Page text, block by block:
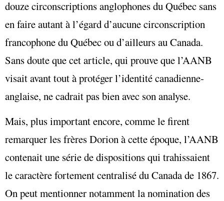
douze circonscriptions anglophones du Québec sans
en faire autant à l’égard d’aucune circonscription
francophone du Québec ou d’ailleurs au Canada.
Sans doute que cet article, qui prouve que l’AANB
visait avant tout à protéger l’identité canadienne-
anglaise, ne cadrait pas bien avec son analyse.
Mais, plus important encore, comme le firent
remarquer les frères Dorion à cette époque, l’AANB
contenait une série de dispositions qui trahissaient
le caractère fortement centralisé du Canada de 1867.
On peut mentionner notamment la nomination des